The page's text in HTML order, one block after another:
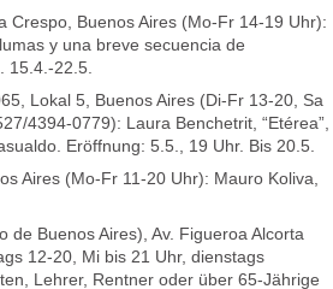
Crespo, Buenos Aires (Mo-Fr 14-19 Uhr):
y una breve secuencia de
15.4.-22.5.
Lokal 5, Buenos Aires (Di-Fr 13-20, Sa
4394-0779): Laura Benchetrit, “Etérea”,
Eröffnung: 5.5., 19 Uhr. Bis 20.5.
Aires (Mo-Fr 11-20 Uhr): Mauro Koliva,
de Buenos Aires), Av. Figueroa Alcorta
12-20, Mi bis 21 Uhr, dienstags
Lehrer, Rentner oder über 65-Jährige